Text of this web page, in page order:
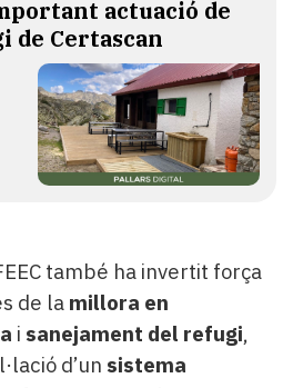
actuació de
de Certascan
també ha invertit força
de la millora en
i sanejament del refugi,
d’un sistema